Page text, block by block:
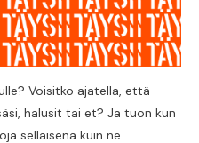
Voisitko ajatella, että
halusit tai et? Ja tuon kun
sellaisena kuin ne